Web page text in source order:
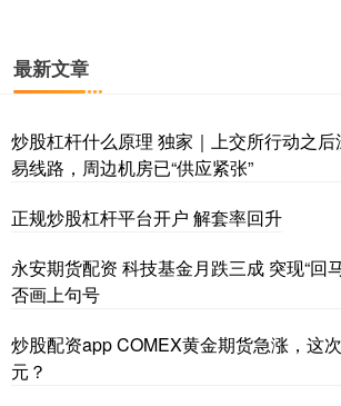
最新文章
炒股杠杆什么原理 独家｜上交所行动之
易线路，周边机房已“供应紧张”
正规炒股杠杆平台开户 解套率回升
永安期货配资 科技基金月跌三成 突现“回
否画上句号
炒股配资app COMEX黄金期货急涨，这
元？